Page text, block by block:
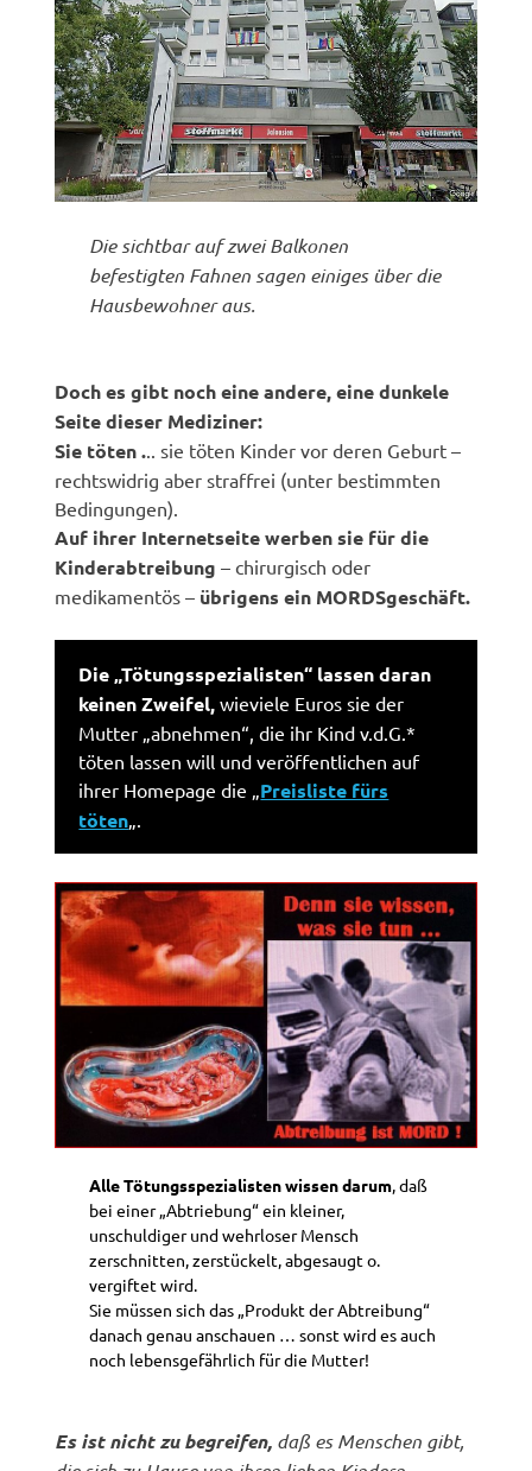
Die sichtbar auf zwei Balkonen
befestigten Fahnen sagen einiges über die
Hausbewohner aus.
Doch es gibt noch eine andere, eine dunkele
Seite dieser Mediziner:
Sie töten . .. sie töten Kinder vor deren Geburt –
rechtswidrig aber straffrei (unter bestimmten
Bedingungen).
Auf ihrer Internetseite werben sie für die
Kinderabtreibung– chirurgisch oder
medikamentös – übrigens ein MORDSgeschäft.
Die „Tötungsspezialisten“ lassen daran
keinen Zweifel, wieviele Euros sie der
Mutter „abnehmen“, die ihr Kind v.d.G.*
töten lassen will und veröffentlichen auf
ihrer Homepage die „ Preisliste fürs
töten
Alle Tötungsspezialisten wissen darum, daß
bei einer „Abtriebung“ ein kleiner,
unschuldiger und wehrloser Mensch
zerschnitten, zerstückelt, abgesaugt o.
vergiftet wird.
Sie müssen sich das „Produkt der Abtreibung“
danach genau anschauen … sonst wird es auch
noch lebensgefährlich für die Mutter!
Es ist nicht zu begreifen, daß es Menschen gibt,